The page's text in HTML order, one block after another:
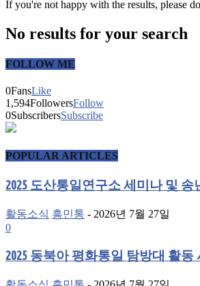
If you're not happy with the results, please
No results for your search
FOLLOW ME
0FansLike
1,594FollowersFollow
0SubscribersSubscribe
POPULAR ARTICLES
2025 도산통일연구소 세미나 및 송
활동소식 흥민통 - 2026년 7월 27일
0
2025 동북아 평화통일 탐방대 활동